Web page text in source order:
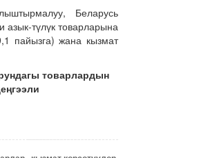
Беларусь
азык-түлүк товарларына
пайызга) жана кызмат
товарлардын
ңгээли